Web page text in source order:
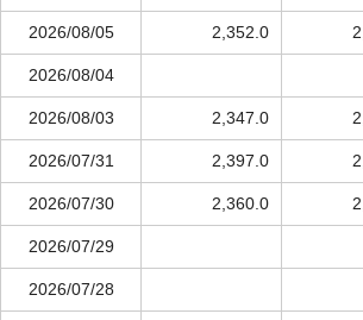
2026/08/05 2,352.0
2026/08/04
2026/08/03 2,347.0
2026/07/31 2,397.0
2026/07/30 2,360.0
2026/07/29
2026/07/28